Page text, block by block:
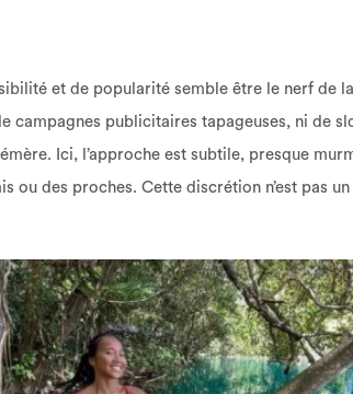
et de popularité semble être le nerf de
campagnes publicitaires tapageuses, ni de
Ici, l’approche est subtile, presque
ou des proches. Cette discrétion n’est pas